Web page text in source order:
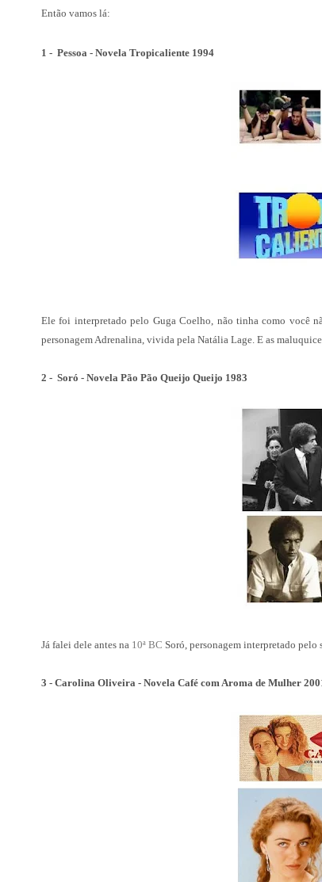
Então vamos lá:
1 - Pessoa - Novela Tropicaliente 1994
Ele foi interpretado pelo Guga Coelho, não tinha como você
personagem Adrenalina, vivida pela Natália Lage. E as
2 - Soró - Novela Pão Pão Queijo Queijo 1983
Já falei dele antes na 10ª BC Soró, personagem interpretado
3 - Carolina Oliveira - Novela Café com Aroma de Mulher